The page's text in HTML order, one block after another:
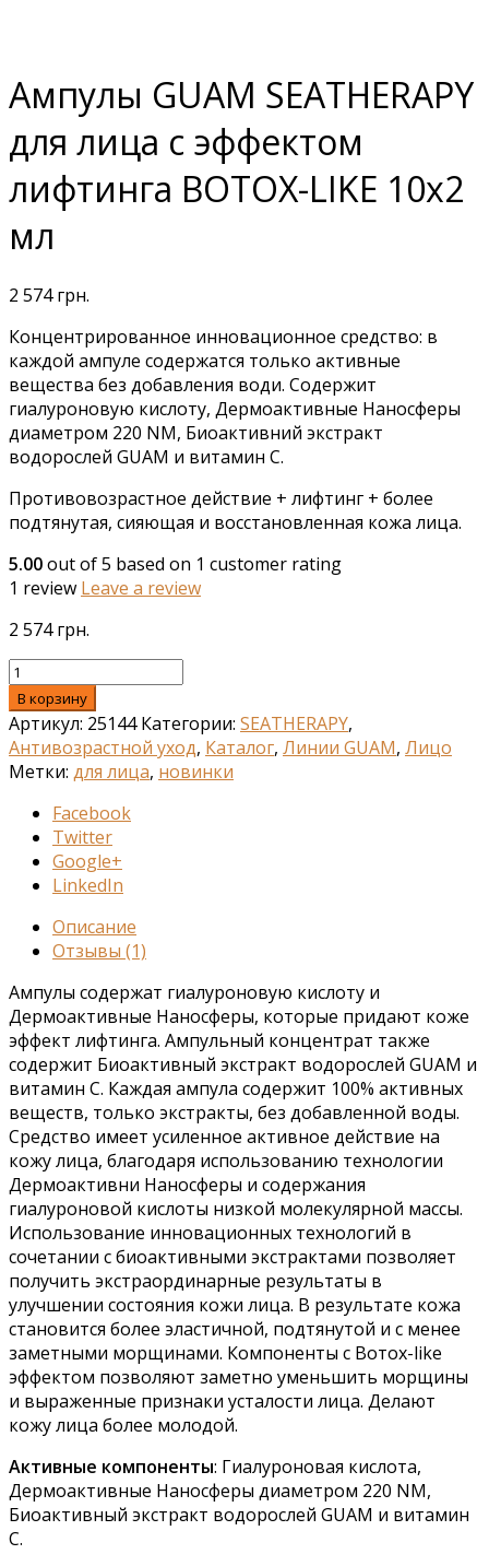
Ампулы GUAM SEATHERAPY
для лица с эффектом
лифтинга ВОТОХ-LIKE 10х2
мл
2 574грн.
Концентрированное инновационное средство: в
каждой ампуле содержатся только активные
вещества без добавления води. Содержит
гиалуроновую кислоту, Дермоактивные Наносферы
диаметром 220 NM, Биоактивний экстракт
водорослей GUAM и витамин С.
Противовозрастное действие + лифтинг + более
подтянутая, сияющая и восстановленная ​​кожа лица.
5.00out of5 based on 1 customer rating
1 review Leave a review
2 574грн.
В корзину
Артикул: 25144 Категории: SEATHERAPY,
Антивозрастной уход, Каталог, Линии GUAM, Лицо
Метки: для лица, новинки
Facebook
Twitter
Google+
LinkedIn
Описание
Отзывы (1)
Ампулы содержат гиалуроновую кислоту и
Дермоактивные Наносферы, которые придают коже
эффект лифтинга. Ампульный концентрат также
содержит Биоактивный экстракт водорослей GUAM и
витамин С. Каждая ампула содержит 100% активных
веществ, только экстракты, без добавленной воды.
Средство имеет усиленное активное действие на
кожу лица, благодаря использованию технологии
Дермоактивни Наносферы и содержания
гиалуроновой кислоты низкой молекулярной массы.
Использование инновационных технологий в
сочетании с биоактивными экстрактами позволяет
получить экстраординарные результаты в
улучшении состояния кожи лица. В результате кожа
становится более эластичной, подтянутой и с менее
заметными морщинами. Компоненты с Вотох-likе
эффектом позволяют заметно уменьшить морщины
и выраженные признаки усталости лица. Делают
кожу лица более молодой.
Активные компоненты: Гиалуроновая кислота,
Дермоактивные Наносферы диаметром 220 NM,
Биоактивный экстракт водорослей GUAM и витамин
С.